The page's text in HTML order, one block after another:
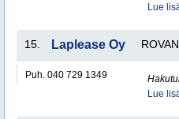
Lue
15. Laplease Oy
Puh. 040 729 1349
Lue